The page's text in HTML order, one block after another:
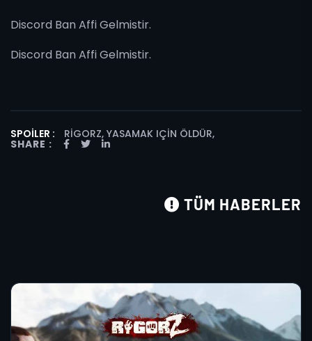
Discord Ban Affi Gelmistir.
Discord Ban Affi Gelmistir.
SPOILER : RIGORZ, YASAMAK IÇIN ÖLDÜR,
SHARE :
TÜM HABERLER